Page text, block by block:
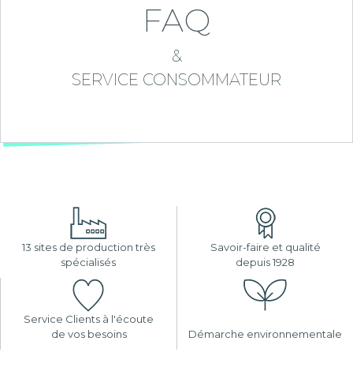
FAQ
&
SERVICE CONSOMMATEUR
13 sites de production très
spécialisés
Savoir-faire et qualité
depuis 1928
Service Clients à l'écoute
de vos besoins
Démarche environnementale